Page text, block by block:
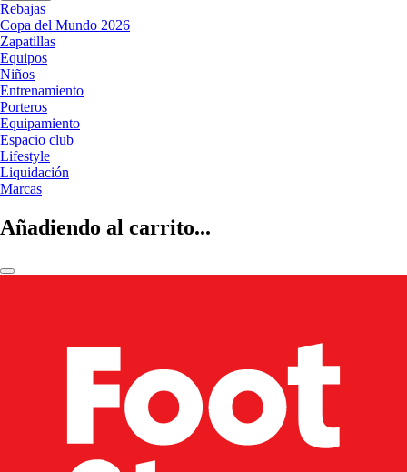
Rebajas
Copa del Mundo 2026
Zapatillas
Equipos
Niños
Entrenamiento
Porteros
Equipamiento
Espacio club
Lifestyle
Liquidación
Marcas
Añadiendo al carrito...